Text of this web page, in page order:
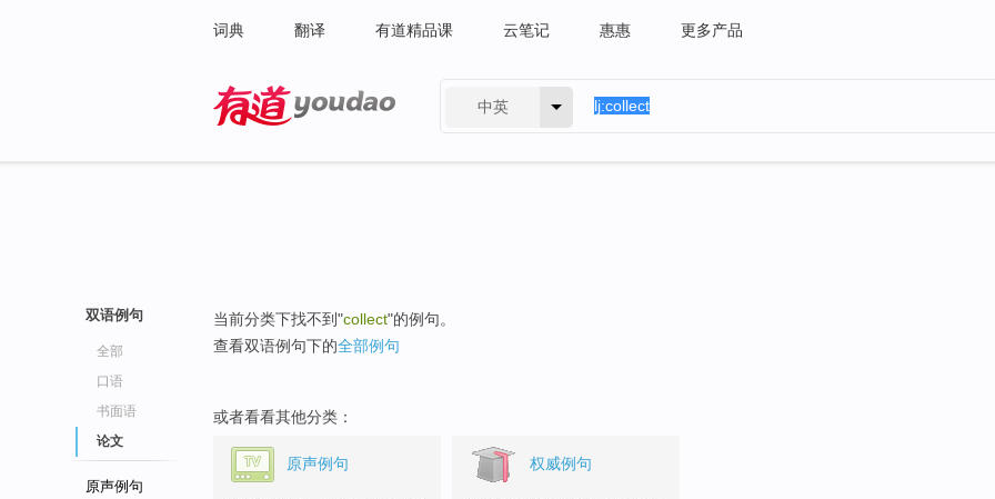
词典 翻译 有道精品课 云笔记 惠惠 更多产品
中英
双语例句
全部
口语
书面语
论文
原声例句
当前分类下找不到"collect"的例句。
查看双语例句下的全部例句
或者看看其他分类：
原声例句 权威例句